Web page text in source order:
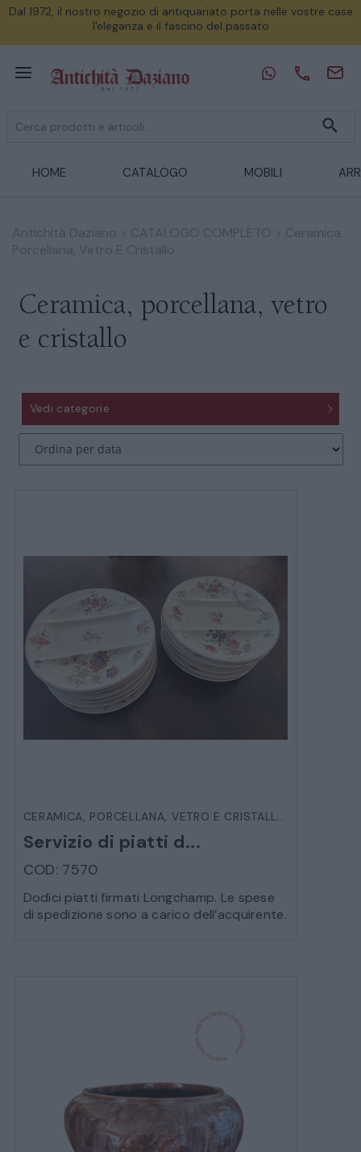
Dal 1972, il nostro negozio di antiquariato porta nelle vostre case
l'eleganza e il fascino del passato
HOME CATALOGO MOBILI
Antichità Daziano CATALOGO COMPLETO
Ceramica,
Porcellana, Vetro E Cristallo
Ceramica, porcellana, vetro
e cristallo
Vedi categorie
CERAMICA, PORCELLANA, VETRO E CRISTALLO
Servizio di piatti d...
COD: 7570
Dodici piatti firmati Longchamp. Le spese
di spedizione sono a carico dell’acquirente.